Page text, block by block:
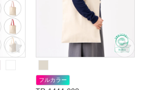
フルカラー